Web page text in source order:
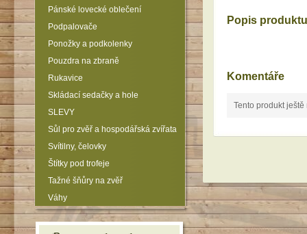
Popis produktu
Komentáře
Tento produkt
Pánské lovecké oblečení
Podpalovače
Ponožky a podkolenky
Pouzdra na zbraně
Rukavice
Skládací sedačky a hole
SLEVY
Sůl pro zvěř a hospodářská zvířata
Svítilny, čelovky
Štítky pod trofeje
Tažné šňůry na zvěř
Váhy